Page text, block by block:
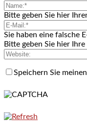
Bitte geben Sie hier
Sie haben eine falsche
Bitte geben Sie hier
Speichern Sie